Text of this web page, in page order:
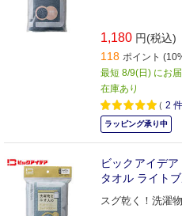
1,180 円(税込)
118 ポイント
最短 8/9(日) にお
在庫あり
（ 2 件
ラッピング承り中
ビックアイデ
タオル ライト
スグ乾く！洗濯